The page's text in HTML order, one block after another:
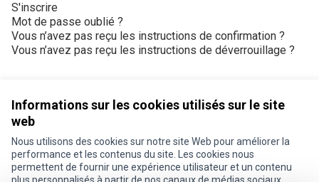
Informations sur les cookies utilisés sur le site
web
Nous utilisons des cookies sur notre site Web pour améliorer la
performance et les contenus du site. Les cookies nous
permettent de fournir une expérience utilisateur et un contenu
S'inscrire
Mot de passe oublié ?
Vous n’avez pas reçu les instructions de confirmation ?
Vous n’avez pas reçu les instructions de déverrouillage ?
Conditions d'utilisation
Paramètres des cookies
Je participe ! sur X
Je participe ! sur Facebook
Je participe ! sur Instagram